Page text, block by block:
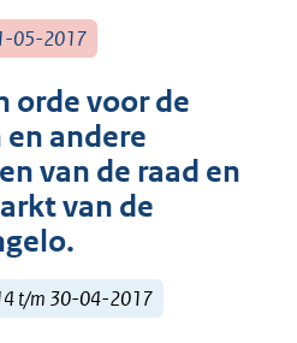
05-2017
orde voor de
andere
van de raad en
van de
t/m 30-04-2017